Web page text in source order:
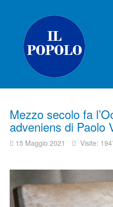
Mezzo secolo fa
adveniens di Paolo
15 Maggio 2021 Visite: